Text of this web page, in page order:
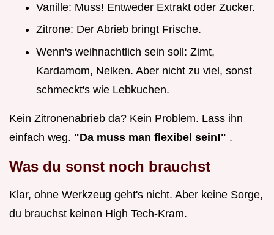
Vanille: Muss! Entweder Extrakt oder Zucker.
Zitrone: Der Abrieb bringt Frische.
Wenn's weihnachtlich sein soll: Zimt,
Kardamom, Nelken. Aber nicht zu viel, sonst
schmeckt's wie Lebkuchen.
Kein Zitronenabrieb da? Kein Problem. Lass ihn
einfach weg. "Da muss man flexibel sein!" .
Was du sonst noch brauchst
Klar, ohne Werkzeug geht's nicht. Aber keine Sorge,
du brauchst keinen High Tech-Kram.